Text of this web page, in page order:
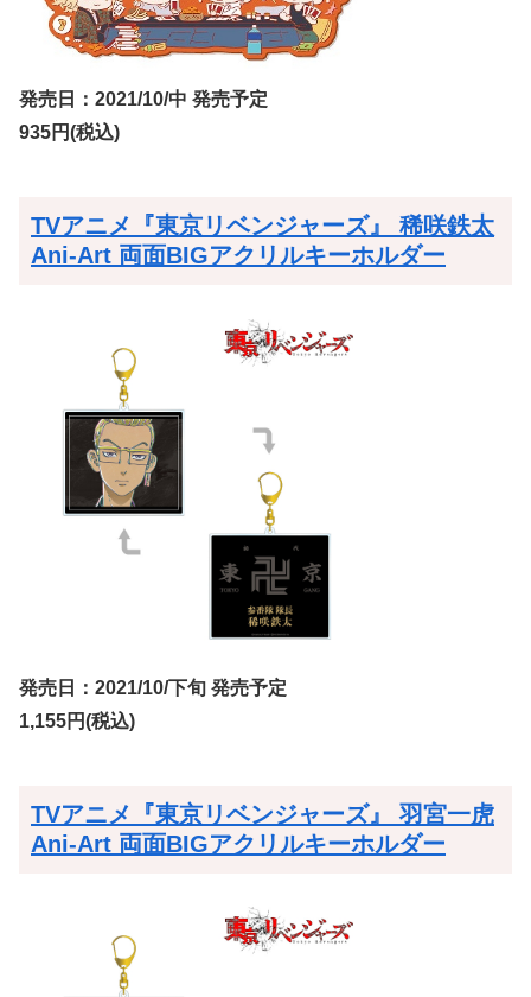
発売日：2021/10/中 発売予定
935円(税込)
TVアニメ『東京リベンジャーズ』 稀咲鉄太
Ani-Art 両面BIGアクリルキーホルダー
発売日：2021/10/下旬 発売予定
1,155円(税込)
TVアニメ『東京リベンジャーズ』 羽宮一虎
Ani-Art 両面BIGアクリルキーホルダー